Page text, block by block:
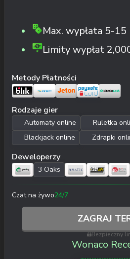
Max. wypłata 5-15
Limity wypłat
Metody Płatności
Rodzaje gier
Automaty online
Ruletka
Blackjack online
Zdrapki
Deweloperzy
3 Oaks
Czat na żywo24/7
ZAGRAJ
Bezpieczny
Wonaco